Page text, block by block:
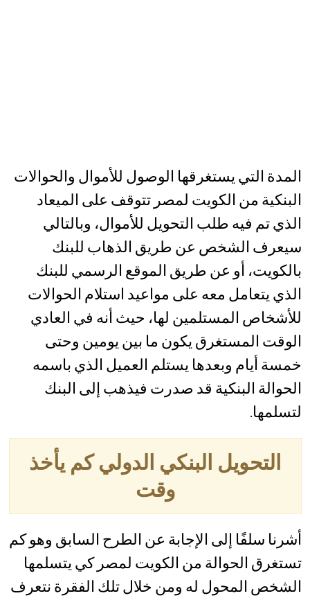
المدة التي يستغرقها الوصول للأموال والحوالات
البنكية من الكويت لمصر تتوقف على الميعاد
الذي تم فيه طلب التحويل للأموال، وبالتالي
سيعرف الشخص عن طريق الذهاب للبنك
بالكويت، أو عن طريق الموقع الرسمي للبنك
الذي يتعامل معه على مواعيد استلام الحوالات
للأشخاص المستلمين لها، حيث أنه في العادي
الوقت المستغرق يكون ما بين يومين وحتى
خمسة أيام وبعدها يستلم العميل الذي باسمه
الحوالة البنكية قد صدرت فيذهب إلى البنك
لتسلمها.
التحويل البنكي الدولي كم يأخذ
وقت
أشرنا سلفًا إلى الإجابة عن الطرح السابق وهو كم
تستغرق الحوالة من الكويت لمصر كي يتسلمها
الشخص المحول له ومن خلال تلك الفقرة نتعرف